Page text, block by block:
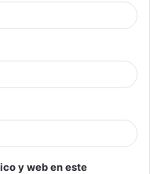
y web en este